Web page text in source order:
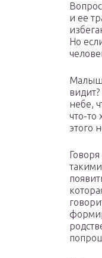
и ее
Но
Малыш
небе,
что-то
этого